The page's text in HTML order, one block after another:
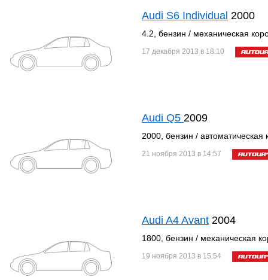
Audi S6 Individual 2000
4.2, бензин / механическая
17 декабря 2013 в 18:10
Audi Q5 2009
2000, бензин /
21 ноября 2013 в 14:57
Audi A4 Avant 2004
1800, бензин / механическая
19 ноября 2013 в 15:54